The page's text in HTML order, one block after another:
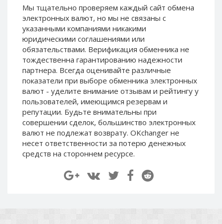
Мы тщательно проверяем каждый сайт обмена
электронных валют, но мы не связаны c
указанными компаниями никакими
юридическими соглашениями или
обязательствами. Верификация обменника не
тождественна гарантированию надежности
партнера. Всегда оценивайте различные
показатели при выборе обменника электронных
валют - уделите внимание отзывам и рейтингу у
пользователей, имеющимся резервам и
репутации. Будьте внимательны при
совершении сделок, большинство электронных
валют не подлежат возврату. OKchanger не
несет ответственности за потерю денежных
средств на стороннем ресурсе.
Paymer RUB
Paymer UAH
Capitalist USD
Capitalist RUB
Capitalist EUR
Payoneer USD
Payoneer EUR
Revolut Binance USD
(BUSD)
Revolut USD
Global24 UAH
Paymer RUB
Capitalist USD
Capitalist RUB
Capitalist EUR
Payoneer USD
Payoneer EUR
Revolut Binance USD
(BUSD)
Revolut USD
Revolut EUR
Piastrix EUR